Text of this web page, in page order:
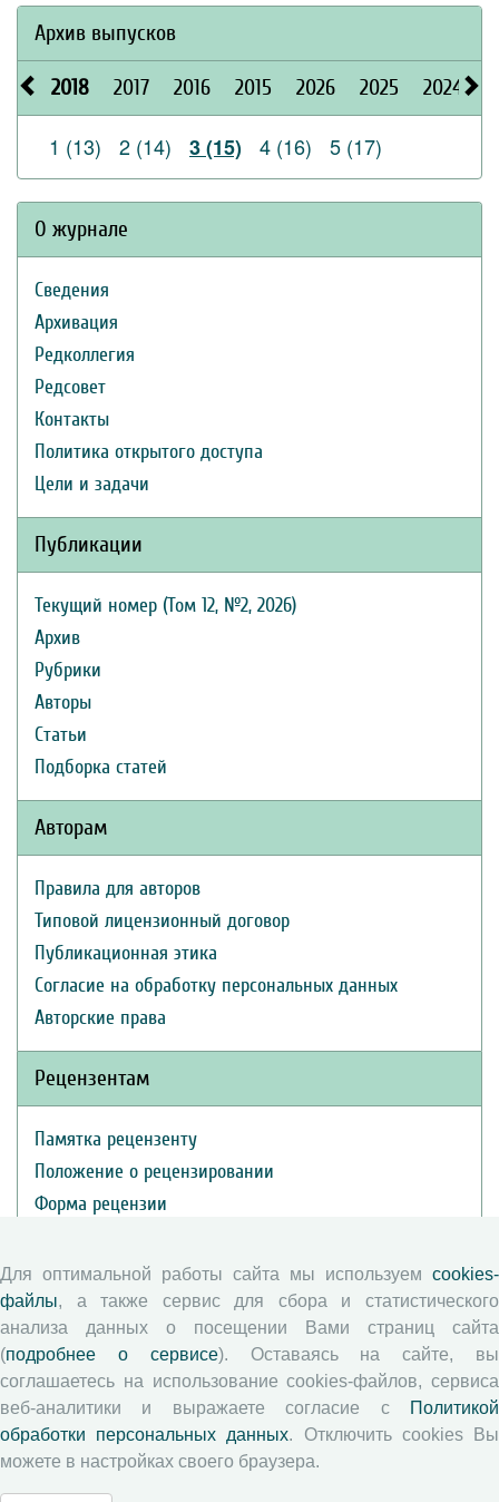
Архив выпусков
2018 2017 2016 2015 2026 2025 2024
1 (13) 2 (14) 3 (15) 4 (16) 5 (17)
О журнале
Сведения
Архивация
Редколлегия
Редсовет
Контакты
Политика открытого доступа
Цели и задачи
Публикации
Текущий номер (Том 12, №2, 2026)
Архив
Рубрики
Авторы
Статьи
Подборка статей
Авторам
Правила для авторов
Типовой лицензионный договор
Публикационная этика
Согласие на обработку персональных данных
Авторские права
Рецензентам
Памятка рецензенту
Положение о рецензировании
Форма рецензии
Журналы ВолНЦ РАН
Экономические и социальные перемены
Проблемы развития территории
Вопросы территориального развития
Социальное пространство
Юный экономист
Для оптимальной работы сайта мы используем cookies-
файлы, а также сервис для сбора и статистического
анализа данных о посещении Вами страниц сайта
(подробнее о сервисе). Оставаясь на сайте, вы
соглашаетесь на использование cookies-файлов, сервиса
веб-аналитики и выражаете согласие с
Политикой
обработки персональных данных. Отключить cookies Вы
можете в настройках своего браузера.